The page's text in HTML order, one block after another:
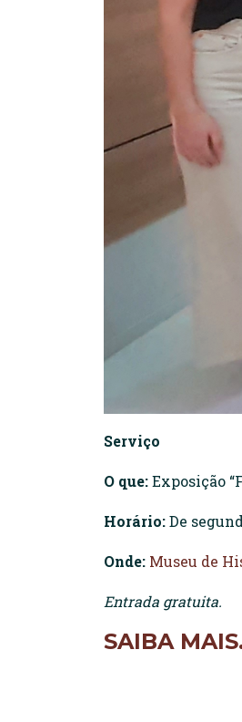
Serviço
O que:Exposição
Horário:De
Onde: Museu de
Entrada gratuita.
SAIBA